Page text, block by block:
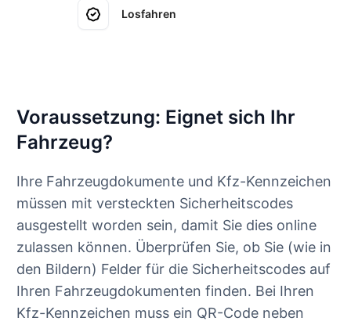
Losfahren
Voraussetzung: Eignet sich Ihr
Fahrzeug?
Ihre Fahrzeugdokumente und Kfz-Kennzeichen
müssen mit versteckten Sicherheitscodes
ausgestellt worden sein, damit Sie dies online
zulassen können. Überprüfen Sie, ob Sie (wie in
den Bildern) Felder für die Sicherheitscodes auf
Ihren Fahrzeugdokumenten finden. Bei Ihren
Kfz-Kennzeichen muss ein QR-Code neben